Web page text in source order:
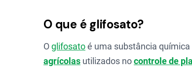
O que é glifosato?
Oglifosatoé uma substância
agrícolas utilizados nocontrole de